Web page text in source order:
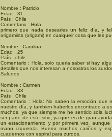
Nombre : Patricio
Edad : 31
País : Chile
Comentario : Hola
primero que nada desearles un feliz día, y
origamista (origami) en cualqueir cosa que les
Nombre : Carolina
Edad : 25
País : chile
Comentario : Hola. solo queria saber si hay
detalles que nos interesan a nosostros los
Saludos
Nombre : Carmen
Edad : 33
País : Chile
Comentario : Hola: No saben la emoción que
nuestro día, y tambien haberlos encontrado a
muchos, ya que siempre me he sentido sola
ser parte de este sitio, ya que es de gran
un estacionamiento y por primera vez,
mano izquierda. Bueno muchos cariños y
cuadernos con espiral para zurdos.